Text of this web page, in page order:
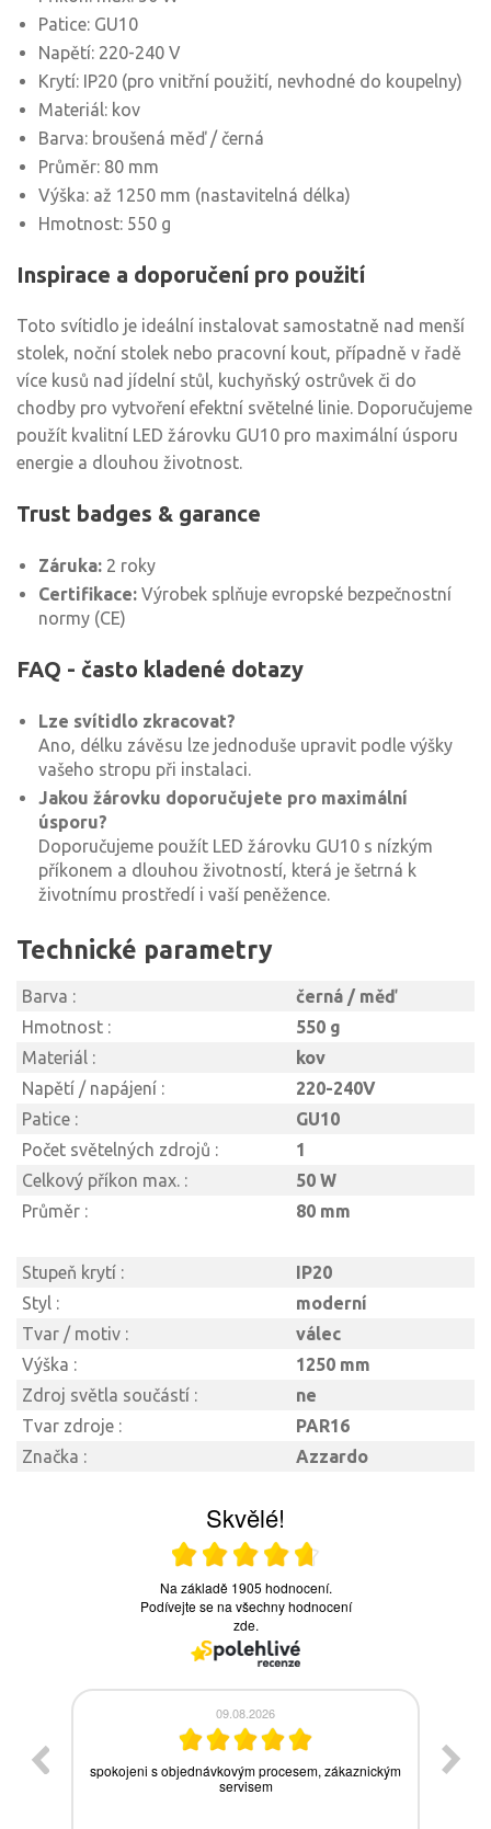
Patice: GU10
Napětí: 220-240 V
Krytí: IP20 (pro vnitřní použití, nevhodné do koupelny)
Materiál: kov
Barva: broušená měď / černá
Průměr: 80 mm
Výška: až 1250 mm (nastavitelná délka)
Hmotnost: 550 g
Inspirace a doporučení pro použití
Toto svítidlo je ideální instalovat samostatně nad menší
stolek, noční stolek nebo pracovní kout, případně v řadě
více kusů nad jídelní stůl, kuchyňský ostrůvek či do
chodby pro vytvoření efektní světelné linie. Doporučujeme
použít kvalitní LED žárovku GU10 pro maximální úsporu
energie a dlouhou životnost.
Trust badges & garance
Záruka: 2 roky
Certifikace: Výrobek splňuje evropské bezpečnostní
normy (CE)
FAQ - často kladené dotazy
Lze svítidlo zkracovat?
Ano, délku závěsu lze jednoduše upravit podle výšky
vašeho stropu při instalaci.
Jakou žárovku doporučujete pro maximální
úsporu?
Doporučujeme použít LED žárovku GU10 s nízkým
příkonem a dlouhou životností, která je šetrná k
životnímu prostředí i vaší peněžence.
Technické parametry
Barva :
černá / měď
Hmotnost :
550 g
Materiál :
kov
Napětí / napájení :
220-240V
Patice :
GU10
Počet světelných zdrojů :
1
Celkový příkon max. :
50 W
Průměr :
80 mm
Stupeň krytí :
IP20
Styl :
moderní
Tvar / motiv :
válec
Výška :
1250 mm
Zdroj světla součástí :
ne
Tvar zdroje :
PAR16
Značka :
Azzardo